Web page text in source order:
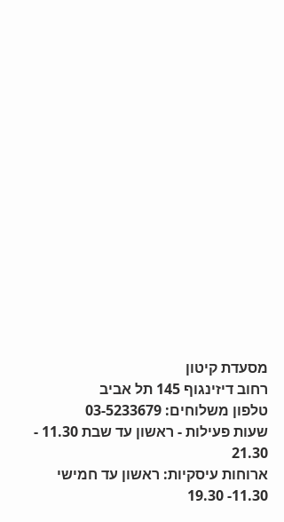
מסעדת קיטון
רחוב דיזינגוף 145 תל אביב
טלפון משלוחים: 03-5233679
שעות פעילות - ראשון עד שבת 11.30 -
21.30
ארוחות עיסקיות: ראשון עד חמישי
11.30- 19.30